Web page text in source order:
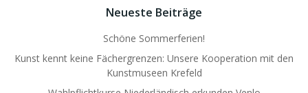
Neueste Beiträge
Schöne Sommerferien!
Kunst kennt keine Fächergrenzen: Unsere Kooperation mit den
Kunstmuseen Krefeld